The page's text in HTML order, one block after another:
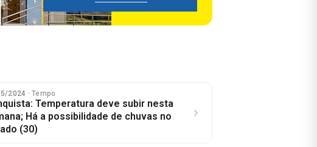
2024 · Tempo
Temperatura deve subir nesta
Há a possibilidade de chuvas no
(30)